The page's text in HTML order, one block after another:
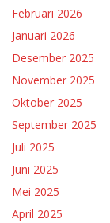
Februari 2026
Januari 2026
Desember 2025
November 2025
Oktober 2025
September 2025
Juli 2025
Juni 2025
Mei 2025
April 2025